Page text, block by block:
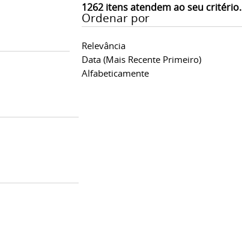
1262itens atendem ao seu critério.
Ordenar por
Relevância
Data (mais Recente Primeiro)
Alfabeticamente